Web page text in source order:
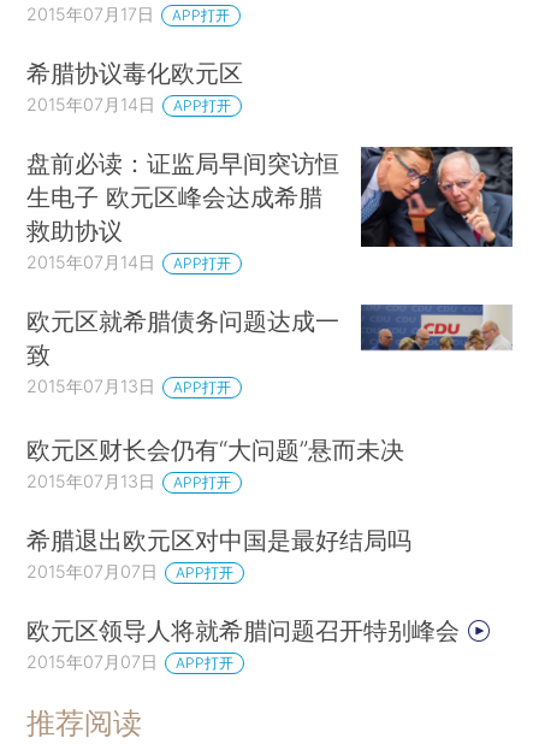
2015年07月17日 APP打开
希腊协议毒化欧元区
2015年07月14日 APP打开
盘前必读：证监局早间突访恒
生电子 欧元区峰会达成希腊
救助协议
2015年07月14日 APP打开
欧元区就希腊债务问题达成一
致
2015年07月13日 APP打开
欧元区财长会仍有“大问题”悬而未决
2015年07月13日 APP打开
希腊退出欧元区对中国是最好结局吗
2015年07月07日 APP打开
欧元区领导人将就希腊问题召开特别峰会
2015年07月07日 APP打开
推荐阅读